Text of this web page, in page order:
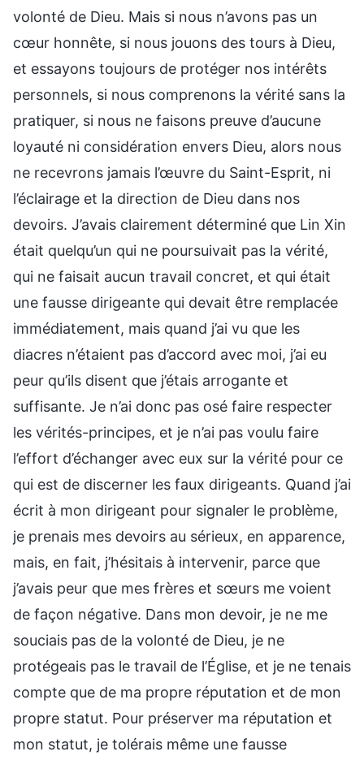
volonté de Dieu. Mais si nous n’avons pas un
cœur honnête, si nous jouons des tours à Dieu,
et essayons toujours de protéger nos intérêts
personnels, si nous comprenons la vérité sans la
pratiquer, si nous ne faisons preuve d’aucune
loyauté ni considération envers Dieu, alors nous
ne recevrons jamais l’œuvre du Saint-Esprit, ni
l’éclairage et la direction de Dieu dans nos
devoirs. J’avais clairement déterminé que Lin Xin
était quelqu’un qui ne poursuivait pas la vérité,
qui ne faisait aucun travail concret, et qui était
une fausse dirigeante qui devait être remplacée
immédiatement, mais quand j’ai vu que les
diacres n’étaient pas d’accord avec moi, j’ai eu
peur qu’ils disent que j’étais arrogante et
suffisante. Je n’ai donc pas osé faire respecter
les vérités-principes, et je n’ai pas voulu faire
l’effort d’échanger avec eux sur la vérité pour ce
qui est de discerner les faux dirigeants. Quand j’ai
écrit à mon dirigeant pour signaler le problème,
je prenais mes devoirs au sérieux, en apparence,
mais, en fait, j’hésitais à intervenir, parce que
j’avais peur que mes frères et sœurs me voient
de façon négative. Dans mon devoir, je ne me
souciais pas de la volonté de Dieu, je ne
protégeais pas le travail de l’Église, et je ne tenais
compte que de ma propre réputation et de mon
propre statut. Pour préserver ma réputation et
mon statut, je tolérais même une fausse